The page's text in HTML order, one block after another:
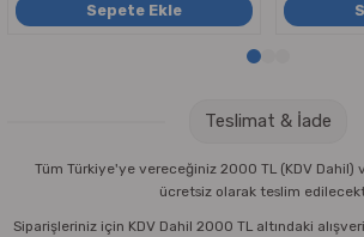
Sepete Ekle
Teslimat & İade
Tüm Türkiye'ye vereceğiniz 2000 TL (KDV Dahil)
ücretsiz olarak teslim
Siparişleriniz için KDV Dahil 2000 TL altındaki